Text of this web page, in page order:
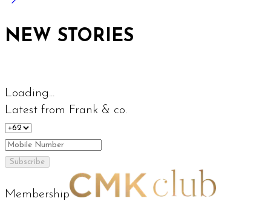
NEW STORIES
Loading...
Latest from Frank & co.
Subscribe
Membership